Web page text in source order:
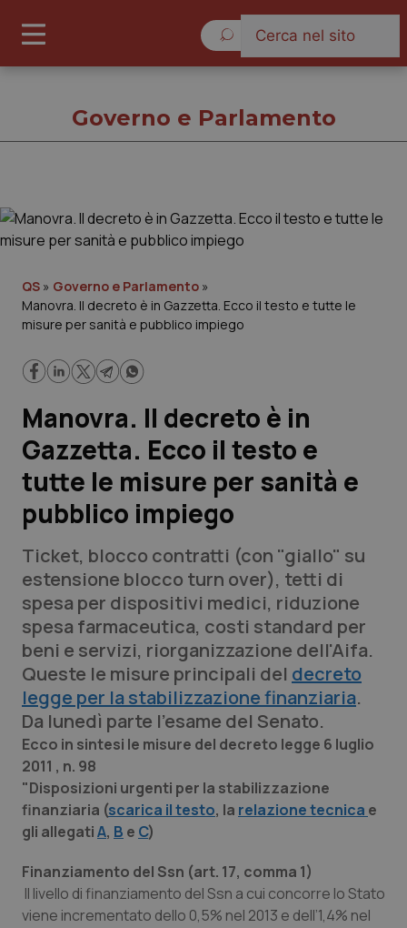
Governo e Parlamento
Regioni e Asl
Lavoro e Professioni
Scienza e Farmaci
Studi e Analisi
Lettere al direttore
Edizioni Regionali
QS Pro
Professionisti Sanitari.AI
Abruzzo
Basilicata
Calabria
Campania
Emilia-Romagna
QS Pro Gold
Artrite & artrosi
Asma & BPCO
Car-T
Colesterolo & coronaropatie
QS Club
Governo e Parlamento
QS » Governo e Parlamento »
Manovra. Il decreto è in Gazzetta. Ecco il testo e tutte le
misure per sanità e pubblico impiego
Manovra. Il decreto è in
Gazzetta. Ecco il testo e
tutte le misure per sanità e
pubblico impiego
Ticket, blocco contratti (con "giallo" su
estensione blocco turn over), tetti di
spesa per dispositivi medici, riduzione
spesa farmaceutica, costi standard per
beni e servizi, riorganizzazione dell'Aifa.
Queste le misure principali del decreto
legge per la stabilizzazione finanziaria.
Da lunedì parte l'esame del Senato.
Ecco in sintesi le misure del decreto legge 6 luglio
2011 , n. 98
"Disposizioni urgenti per la stabilizzazione
finanziaria (scarica il testo, la relazione tecnica e
gli allegatiA, B e C)
Finanziamento del Ssn (art. 17, comma 1)
Il livello di finanziamento del Ssn a cui concorre lo Stato
viene incrementato dello 0,5% nel 2013 e dell’1,4% nel